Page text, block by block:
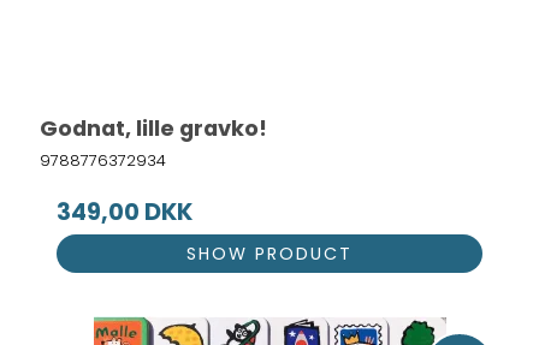
Godnat, lille gravko!
9788776372934
349,00 DKK
SHOW PRODUCT